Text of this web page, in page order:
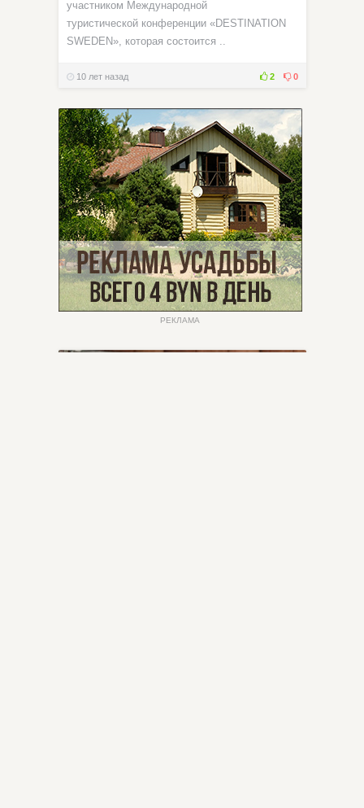
участником Международной
туристической конференции «DESTINATION
SWEDEN», которая состоится ..
10 лет назад 2 0
РЕКЛАМА